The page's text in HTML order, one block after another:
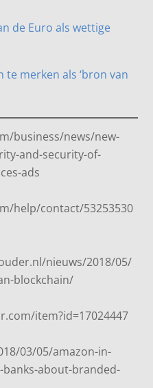
de Euro als wettige
te merken als ‘bron van
business/news/new-
and-security-of-
ads
help/contact/53253530
nieuws/2018/05/
blockchain/
item?id=17024447
03/05/amazon-in-
about-branded-